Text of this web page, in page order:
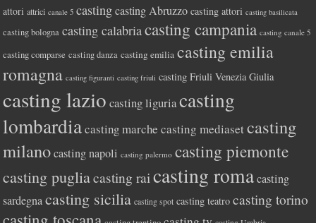
attori attrici canale 5 casting casting Abruzzo casting attori casting basilicata
casting bologna casting calabriacasting campania casting canale 5
casting comparse casting danza casting emilia casting emilia
romagna casting figuranti casting friuli casting Friuli Venezia Giulia
casting lazio casting liguriacasting
lombardiacasting marche casting mediasetcasting
milano casting napoli casting palermo casting piemonte
casting pugliacasting rai casting roma casting
sardegna casting sicilia casting spot casting teatro casting torino